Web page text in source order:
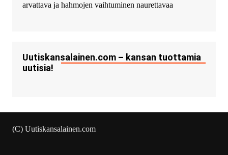
arvattava ja hahmojen vaihtuminen naurettavaa
Uutiskansalainen.com – kansan tuottamia
uutisia!
(C) Uutiskansalainen.com